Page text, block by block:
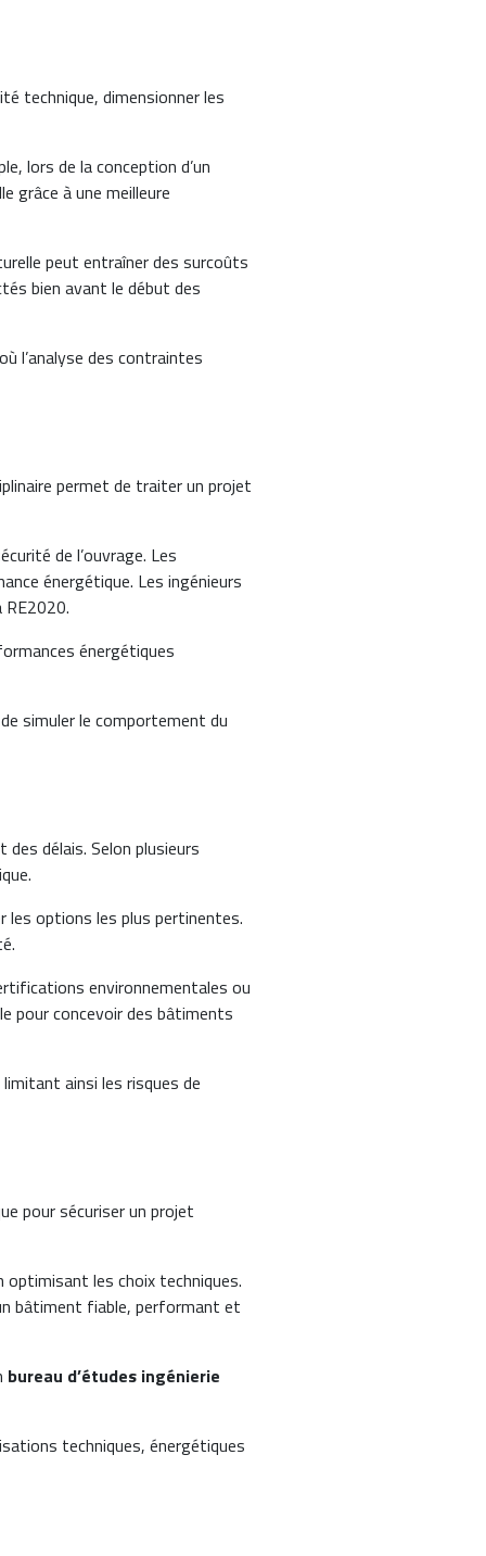
technique, dimensionner les
lors de la conception d’un
grâce à une meilleure
peut entraîner des surcoûts
bien avant le début des
l’analyse des contraintes
permet de traiter un projet
de l’ouvrage. Les
énergétique. Les ingénieurs
énergétiques
simuler le comportement du
délais. Selon plusieurs
options les plus pertinentes.
environnementales ou
pour concevoir des bâtiments
ainsi les risques de
pour sécuriser un projet
optimisant les choix techniques.
bâtiment fiable, performant et
bureau d’études ingénierie
techniques, énergétiques